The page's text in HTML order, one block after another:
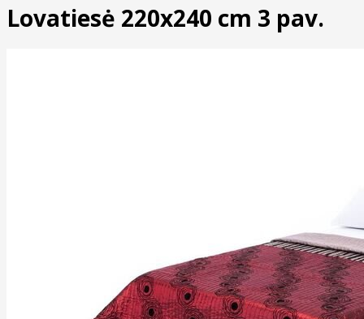
Lovatiesė 220x240 cm 3 pav.